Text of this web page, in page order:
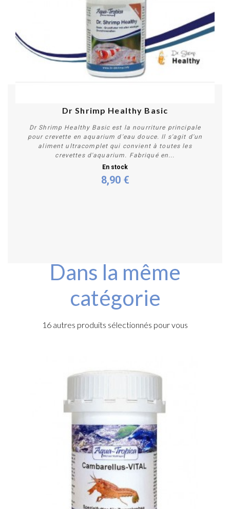
Dr Shrimp Healthy Basic
Dr Shrimp Healthy Basic est la nourriture principale
pour crevette en aquarium d'eau douce. Il s'agit d'un
aliment ultracomplet qui convient à toutes les
crevettes d'aquarium. Fabriqué en...
En stock
8,90 €
Dans la même
catégorie
16 autres produits sélectionnés pour vous